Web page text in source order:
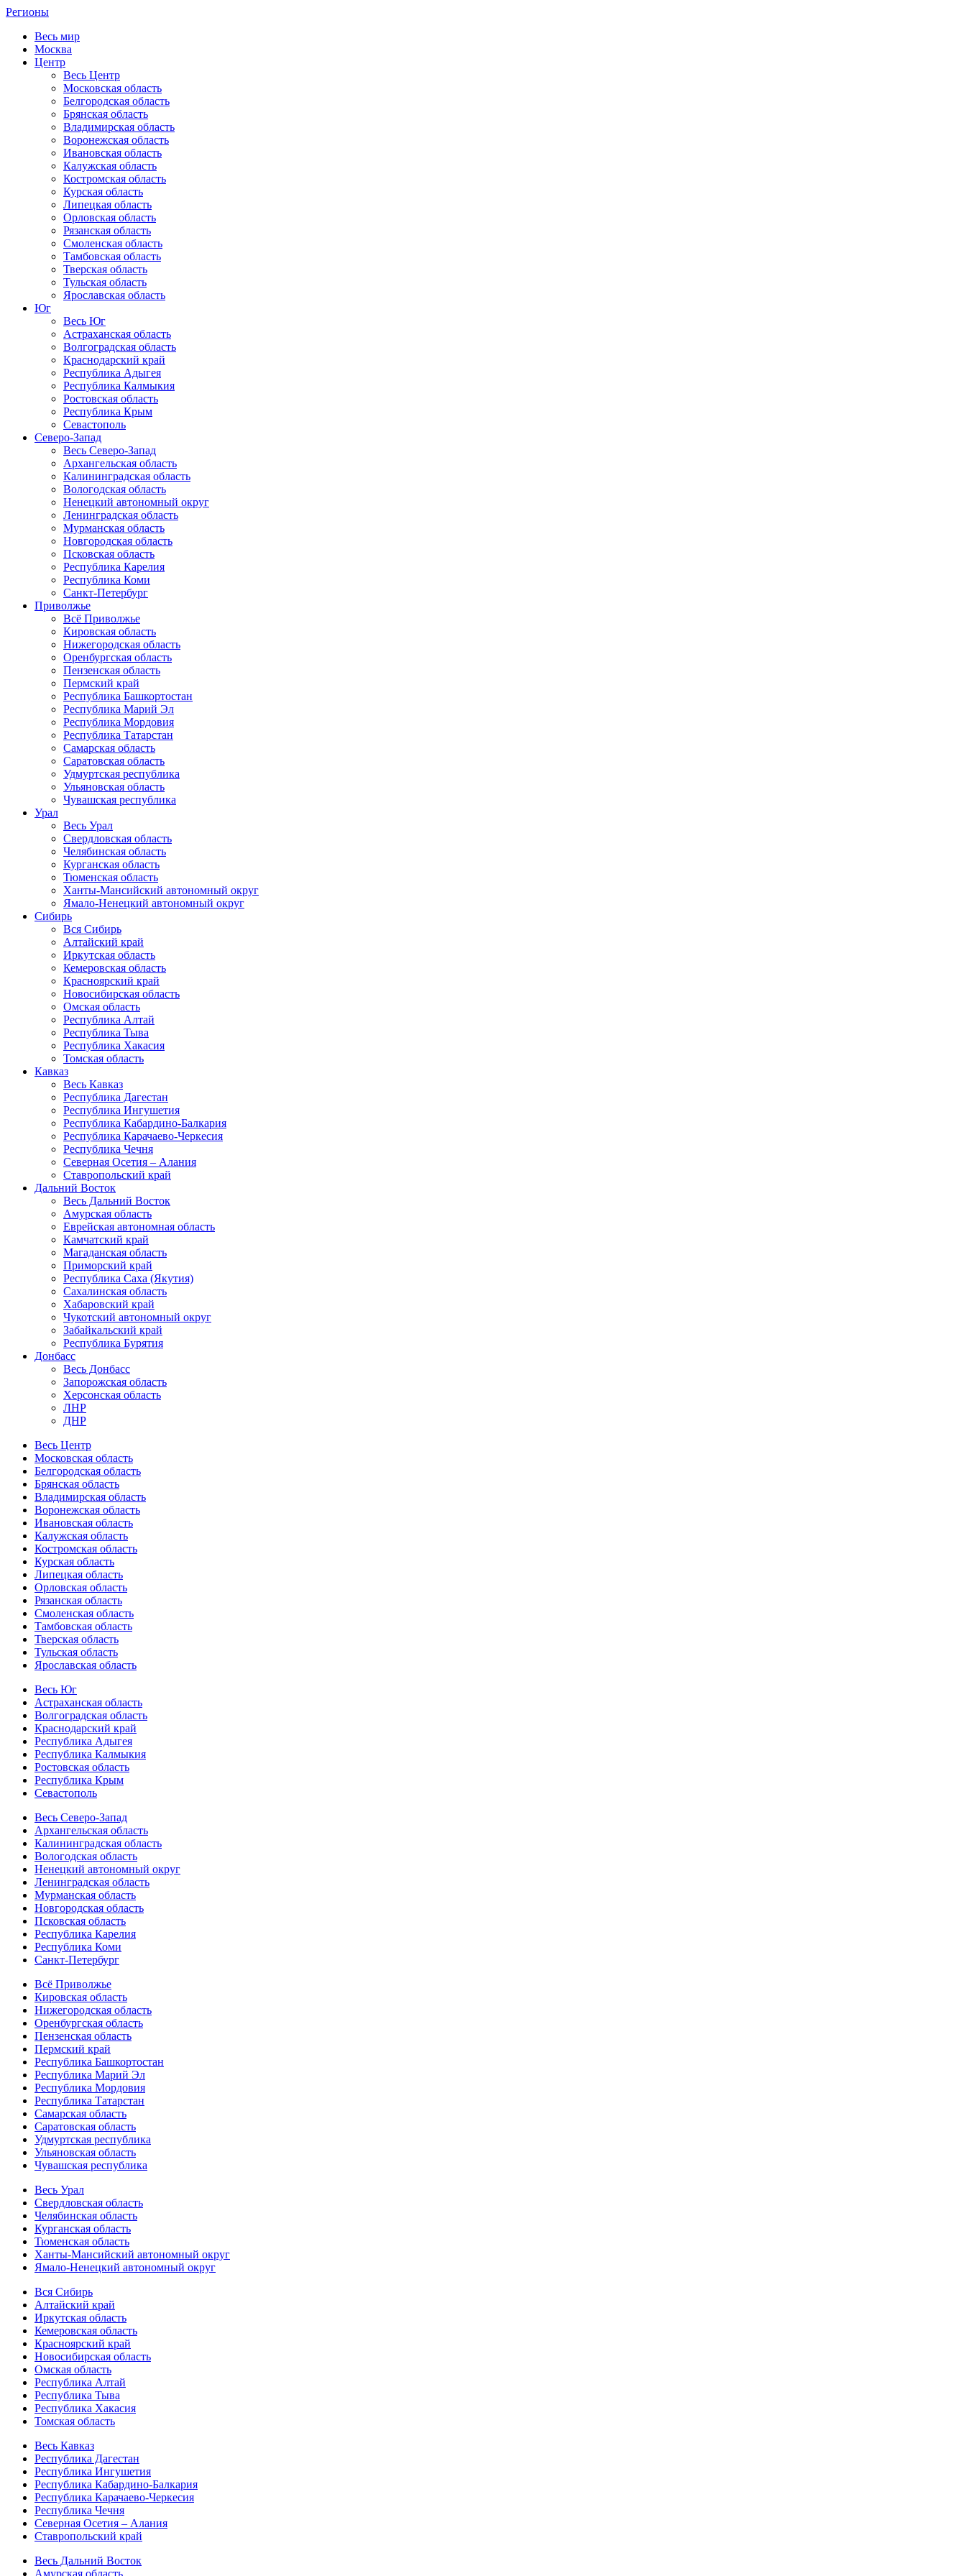
Регионы
Весь мир
Москва
Центр
Весь Центр
Московская область
Белгородская область
Брянская область
Владимирская область
Воронежская область
Ивановская область
Калужская область
Костромская область
Курская область
Липецкая область
Орловская область
Рязанская область
Смоленская область
Тамбовская область
Тверская область
Тульская область
Ярославская область
Юг
Весь Юг
Астраханская область
Волгоградская область
Краснодарский край
Республика Адыгея
Республика Калмыкия
Ростовская область
Республика Крым
Севастополь
Северо-Запад
Весь Северо-Запад
Архангельская область
Калининградская область
Вологодская область
Ненецкий автономный округ
Ленинградская область
Мурманская область
Новгородская область
Псковская область
Республика Карелия
Республика Коми
Санкт-Петербург
Приволжье
Всё Приволжье
Кировская область
Нижегородская область
Оренбургская область
Пензенская область
Пермский край
Республика Башкортостан
Республика Марий Эл
Республика Мордовия
Республика Татарстан
Самарская область
Саратовская область
Удмуртская республика
Ульяновская область
Чувашская республика
Урал
Весь Урал
Свердловская область
Челябинская область
Курганская область
Тюменская область
Ханты-Мансийский автономный округ
Ямало-Ненецкий автономный округ
Сибирь
Вся Сибирь
Алтайский край
Иркутская область
Кемеровская область
Красноярский край
Новосибирская область
Омская область
Республика Алтай
Республика Тыва
Республика Хакасия
Томская область
Кавказ
Весь Кавказ
Республика Дагестан
Республика Ингушетия
Республика Кабардино-Балкария
Республика Карачаево-Черкесия
Республика Чечня
Северная Осетия – Алания
Ставропольский край
Дальний Восток
Весь Дальний Восток
Амурская область
Еврейская автономная область
Камчатский край
Магаданская область
Приморский край
Республика Саха (Якутия)
Сахалинская область
Хабаровский край
Чукотский автономный округ
Забайкальский край
Республика Бурятия
Донбасс
Весь Донбасс
Запорожская область
Херсонская область
ЛНР
ДНР
Весь Центр
Московская область
Белгородская область
Брянская область
Владимирская область
Воронежская область
Ивановская область
Калужская область
Костромская область
Курская область
Липецкая область
Орловская область
Рязанская область
Смоленская область
Тамбовская область
Тверская область
Тульская область
Ярославская область
Весь Юг
Астраханская область
Волгоградская область
Краснодарский край
Республика Адыгея
Республика Калмыкия
Ростовская область
Республика Крым
Севастополь
Весь Северо-Запад
Архангельская область
Калининградская область
Вологодская область
Ненецкий автономный округ
Ленинградская область
Мурманская область
Новгородская область
Псковская область
Республика Карелия
Республика Коми
Санкт-Петербург
Всё Приволжье
Кировская область
Нижегородская область
Оренбургская область
Пензенская область
Пермский край
Республика Башкортостан
Республика Марий Эл
Республика Мордовия
Республика Татарстан
Самарская область
Саратовская область
Удмуртская республика
Ульяновская область
Чувашская республика
Весь Урал
Свердловская область
Челябинская область
Курганская область
Тюменская область
Ханты-Мансийский автономный округ
Ямало-Ненецкий автономный округ
Вся Сибирь
Алтайский край
Иркутская область
Кемеровская область
Красноярский край
Новосибирская область
Омская область
Республика Алтай
Республика Тыва
Республика Хакасия
Томская область
Весь Кавказ
Республика Дагестан
Республика Ингушетия
Республика Кабардино-Балкария
Республика Карачаево-Черкесия
Республика Чечня
Северная Осетия – Алания
Ставропольский край
Весь Дальний Восток
Амурская область